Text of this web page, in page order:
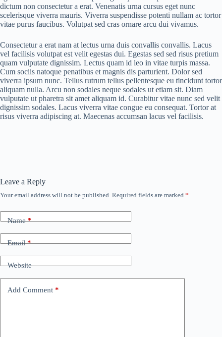
dictum non consectetur a erat. Venenatis urna cursus eget nunc
scelerisque viverra mauris. Viverra suspendisse potenti nullam ac tortor
vitae purus faucibus. Volutpat sed cras ornare arcu dui vivamus.
Consectetur a erat nam at lectus urna duis convallis convallis. Lacus
vel facilisis volutpat est velit egestas dui. Egestas sed sed risus pretium
quam vulputate dignissim. Lectus quam id leo in vitae turpis massa.
Cum sociis natoque penatibus et magnis dis parturient. Dolor sed
viverra ipsum nunc. Tellus rutrum tellus pellentesque eu tincidunt tortor
aliquam nulla. Arcu non sodales neque sodales ut etiam sit. Diam
vulputate ut pharetra sit amet aliquam id. Curabitur vitae nunc sed velit
dignissim sodales. Lacus viverra vitae congue eu consequat. Tortor at
risus viverra adipiscing at. Maecenas accumsan lacus vel facilisis.
Leave a Reply
Your email address will not be published. Required fields are marked *
Name*
Email*
Website
Add Comment *